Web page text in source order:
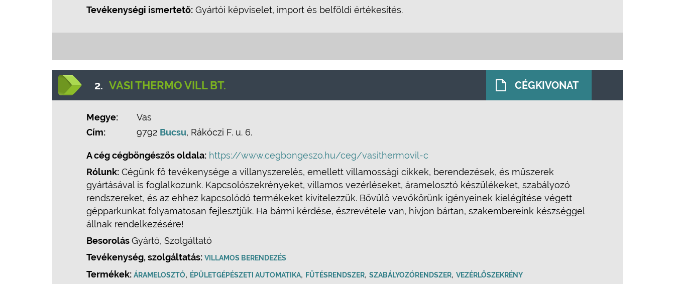
Tevékenységi ismertető: Gyártói képviselet, import és belföldi értékesítés.
2. VASI THERMO VILL BT. CÉGKIVONAT
Megye:
Vas
Cím:
9792 Bucsu, Rákóczi F. u. 6.
A cég cégböngészős oldala: https://www.cegbongeszo.hu/ceg/vasithermovil-c
Rólunk: Cégünk fő tevékenysége a villanyszerelés, emellett villamossági cikkek, berendezések, és műszerek
gyártásával is foglalkozunk. Kapcsolószekrényeket, villamos vezérléseket, áramelosztó készülékeket, szabályozó
rendszereket, és az ehhez kapcsolódó termékeket kivitelezzük. Bővülő vevőkörünk igényeinek kielégítése végett
gépparkunkat folyamatosan fejlesztjük. Ha bármi kérdése, észrevétele van, hívjon bártan, szakembereink készséggel
állnak rendelkezésére!
BesorolásGyártó, Szolgáltató
Tevékenység, szolgáltatás: VILLAMOS BERENDEZÉS
Termékek: ÁRAMELOSZTÓ, ÉPÜLETGÉPÉSZETI AUTOMATIKA, FŰTÉSRENDSZER, SZABÁLYOZÓRENDSZER, VEZÉRLŐSZEKRÉNY